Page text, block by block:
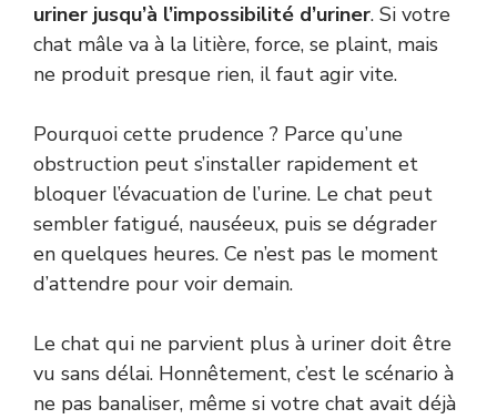
uriner jusqu’à l’impossibilité d’uriner. Si votre
chat mâle va à la litière, force, se plaint, mais
ne produit presque rien, il faut agir vite.
Pourquoi cette prudence ? Parce qu’une
obstruction peut s’installer rapidement et
bloquer l’évacuation de l’urine. Le chat peut
sembler fatigué, nauséeux, puis se dégrader
en quelques heures. Ce n’est pas le moment
d’attendre pour voir demain.
Le chat qui ne parvient plus à uriner doit être
vu sans délai. Honnêtement, c’est le scénario à
ne pas banaliser, même si votre chat avait déjà